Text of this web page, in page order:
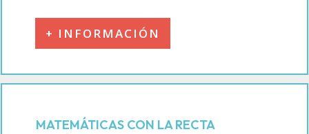
+ INFORMACIÓN
MATEMÁTICAS CON LA RECTA